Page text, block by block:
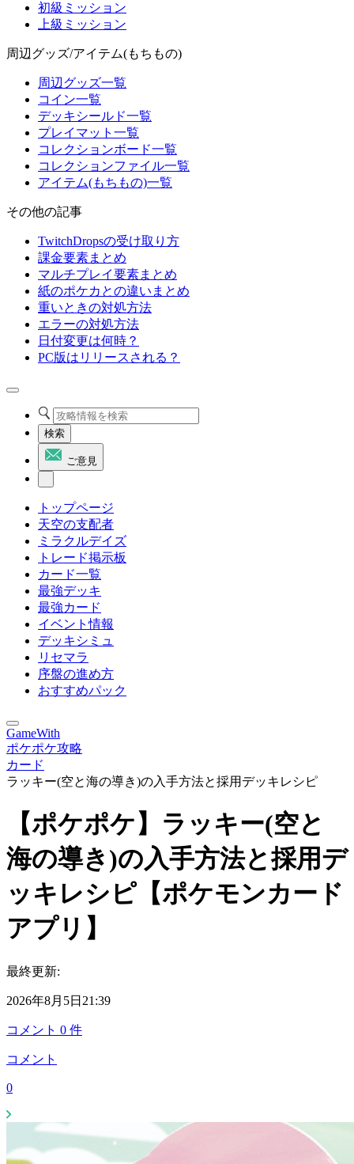
初級ミッション
上級ミッション
周辺グッズ/アイテム(もちもの)
周辺グッズ一覧
コイン一覧
デッキシールド一覧
プレイマット一覧
コレクションボード一覧
コレクションファイル一覧
アイテム(もちもの)一覧
その他の記事
TwitchDropsの受け取り方
課金要素まとめ
マルチプレイ要素まとめ
紙のポケカとの違いまとめ
重いときの対処方法
エラーの対処方法
日付変更は何時？
PC版はリリースされる？
検索
ご意見
トップページ
天空の支配者
ミラクルデイズ
トレード掲示板
カード一覧
最強デッキ
最強カード
イベント情報
デッキシミュ
リセマラ
序盤の進め方
おすすめパック
GameWith
ポケポケ攻略
カード
ラッキー(空と海の導き)の入手方法と採用デッキレシピ
【ポケポケ】ラッキー(空と
海の導き)の入手方法と採用デ
ッキレシピ【ポケモンカード
アプリ】
最終更新:
2026年8月5日21:39
コメント 0 件
コメント
0